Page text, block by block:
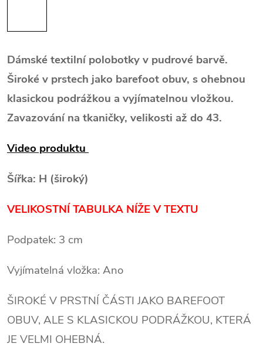
Dámské textilní polobotky v pudrové barvě.
Široké v prstech jako barefoot obuv, s ohebnou
klasickou podrážkou a vyjímatelnou vložkou.
Zavazování na tkaničky, velikosti až do 43.
Video produktu
Šířka: H (široký)
VELIKOSTNÍ TABULKA NÍŽE V TEXTU
Podpatek: 3 cm
Vyjímatelná vložka: Ano
ŠIROKÉ V PRSTNÍ ČÁSTI JAKO BAREFOOT
OBUV, ALE S KLASICKOU PODRÁŽKOU, KTERÁ
JE VELMI OHEBNÁ.